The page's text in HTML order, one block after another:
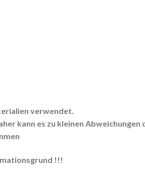
verwendet.
kann es zu kleinen Abweichungen
!!!